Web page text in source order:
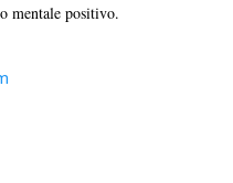
mentale positivo.